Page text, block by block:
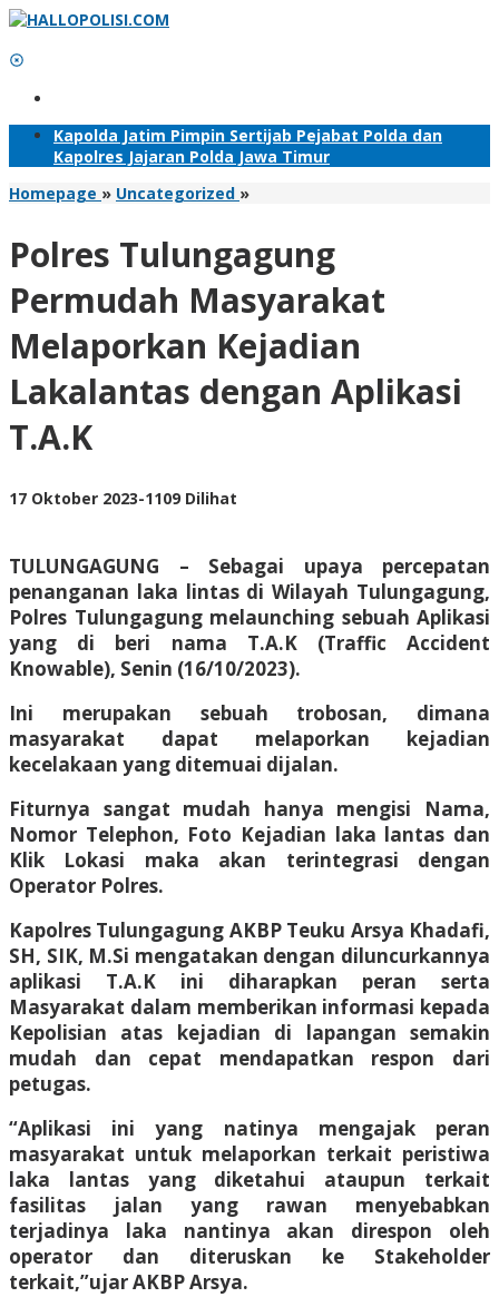
Lewati
konten
Kapolda Jatim Pimpin Sertijab Pejabat Polda dan
Kapolres Jajaran Polda Jawa Timur
Homepage » Uncategorized »Polres
Masyarakat
Melaporkan
Kejadian
Lakalantas
dengan
Aplikasi
T.A.K
Polres Tulungagung
Permudah Masyarakat
Melaporkan Kejadian
Lakalantas dengan Aplikasi
T.A.K
17 Oktober 2023oleh
-1109 Dilihat
TULUNGAGUNG – Sebagai upaya percepatan
penanganan laka lintas di Wilayah Tulungagung,
Polres Tulungagung melaunching sebuah Aplikasi
yang di beri nama T.A.K (Traffic Accident
Knowable), Senin (16/10/2023).
Ini merupakan sebuah trobosan, dimana
masyarakat dapat melaporkan kejadian
kecelakaan yang ditemuai dijalan.
Fiturnya sangat mudah hanya mengisi Nama,
Nomor Telephon, Foto Kejadian laka lantas dan
Klik Lokasi maka akan terintegrasi dengan
Operator Polres.
Kapolres Tulungagung AKBP Teuku Arsya Khadafi,
SH, SIK, M.Si mengatakan dengan diluncurkannya
aplikasi T.A.K ini diharapkan peran serta
Masyarakat dalam memberikan informasi kepada
Kepolisian atas kejadian di lapangan semakin
mudah dan cepat mendapatkan respon dari
petugas.
“Aplikasi ini yang natinya mengajak peran
masyarakat untuk melaporkan terkait peristiwa
laka lantas yang diketahui ataupun terkait
fasilitas jalan yang rawan menyebabkan
terjadinya laka nantinya akan direspon oleh
operator dan diteruskan ke Stakeholder
terkait,”ujar AKBP Arsya.